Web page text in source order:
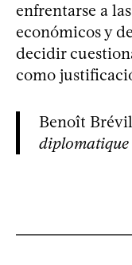
enfrentarse a
económicos y
decidir
como
Benoît
diplomatique